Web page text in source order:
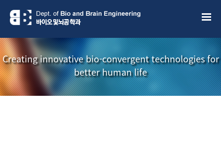
Creating innovative bio-convergent technologies for
better human life